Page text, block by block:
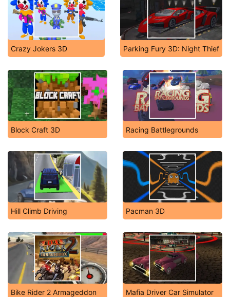
Crazy Jokers 3D Parking Fury 3D: Night Thief
Block Craft 3D Racing Battlegrounds
Hill Climb Driving Pacman 3D
Bike Rider 2 Armageddon Mafia Driver Car Simulator